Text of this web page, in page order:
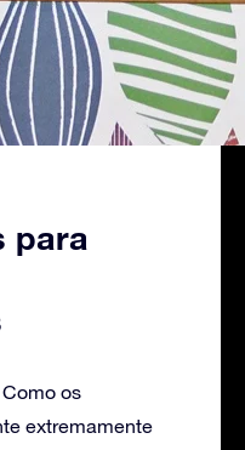
para
Como os
extremamente